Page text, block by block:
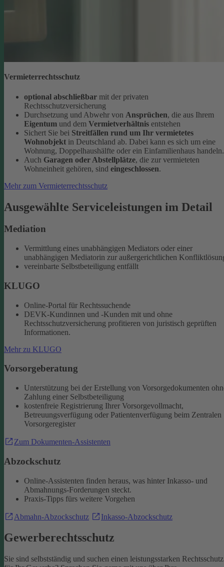
Vermieterrechtsschutz
optional abschließbar mit der privaten
Rechtsschutzversicherung
Durchsetzung und Abwehr von Ansprüchen, die aus Ihrem
Eigentum und dem Vermietverhältnis entstehen
Sichert Sie bei Streitfällen rund um Ihr vermietetes
Wohnobjekt in Deutschland ab. Dabei kann es sich um eine
Wohnung, Doppelhaushälfte oder ein Einfamilienhaus handeln.
Auch Garagen oder Abstellplätze, die zur vermieteten
Wohneinheit gehören, sind eingeschlossen.
Mehr zum Vermieterrechtsschutz
Ausgewählte Serviceleistungen im Detail
Mediation
Vermittlung eines unabhängigen Mediators oder einer
unabhängigen Mediatorin zur außergerichtlichen
vereinbarte Selbstbeteiligung entfällt
KLUGO
Online-Portal für Rechtssuchende
DEVK-Kundinnen und -Kunden mit und ohne
Rechtsschutzversicherung profitieren von juristisch geprüften
Informationen.
Mehr zu KLUGO
Vorsorgeberatung
Unterstützung bei der Erstellung von Vorsorgedokumenten
Zahlung einer Selbstbeteiligung
kostenfreie Registrierung Ihrer Vorsorgevollmacht,
Betreuungsverfügung oder Patientenverfügung beim Zentralen
Vorsorgeregister
Zum Dokumenten-Assistenten
Abzockschutz
Online-Assistenten finden heraus, was hinter Inkasso- und
Abmahnungs-Forderungen steckt.
Praxis-Tipps fürs weitere Vorgehen
Abmahn-Abzockschutz Inkasso-Abzockschutz
Gewerberechtsschutz
Sie sind selbstständig und suchen einen leistungsstarken Rechtsschutz